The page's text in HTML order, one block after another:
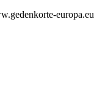
europa.eu